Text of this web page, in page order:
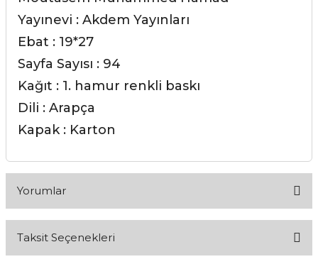
Yayınevi : Akdem Yayınları
Ebat : 19*27
Sayfa Sayısı : 94
Kağıt : 1. hamur renkli baskı
Dili : Arapça
Kapak : Karton
Yorumlar
Taksit Seçenekleri